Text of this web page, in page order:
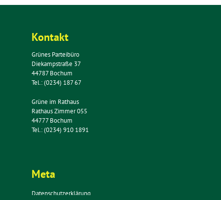
Kontakt
Grünes Parteibüro
Diekampstraße 37
44787 Bochum
Tel.: (0234) 187 67
Grüne im Rathaus
Rathaus Zimmer 055
44777 Bochum
Tel.: (0234) 910 1891
Meta
Datenschutzerklärung